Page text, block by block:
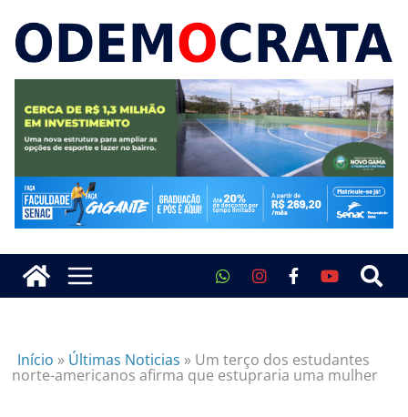
Início » Últimas Noticias » Um terço dos estudantes
norte-americanos afirma que estupraria uma mulher